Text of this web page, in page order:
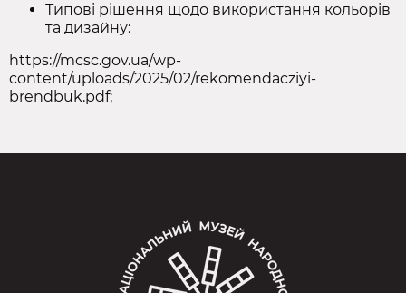
Типові рішення щодо використання кольорів
та дизайну:
https://mcsc.gov.ua/wp-
content/uploads/2025/02/rekomendacziyi-
brendbuk.pdf;